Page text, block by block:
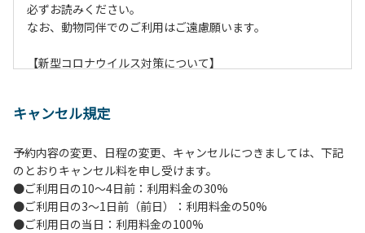
必ずお読みください。
なお、動物同伴でのご利用はご遠慮願います。
【新型コロナウイルス対策について】
また、今後の状況次第で変わる場合がありますのでご了承く
【ペンションでの取り組み】
・お食事は席数を減らしソーシャルディスタンスを確保して
のお食事。
・お食事は18時と19時の2回に分けて行います。（ご希望の
キャンセル規定
予約内容の変更、日程の変更、キャンセルにつきましては、下記
のとおりキャンセル料を申し受けます。
●ご利用日の10～4日前：利用料金の30%
●ご利用日の3～1日前（前日）：利用料金の50%
●ご利用日の当日：利用料金の100%